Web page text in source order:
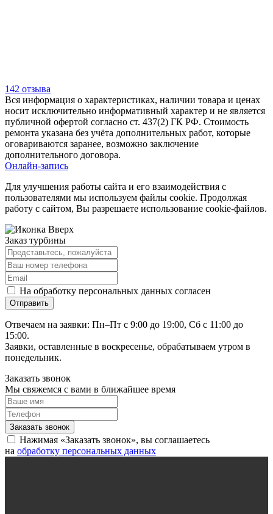
142 отзыва
Вся информация о характеристиках, наличии товара и ценах
носит исключительно информативный характер и не является
публичной офертой согласно ст. 437(2) ГК РФ. Стоимость
ремонта указана без учёта дополнительных работ, которые
оговариваются заранее, возможно заключение
дополнительного договора.
Онлайн-запись
Для улучшения работы сайта и его взаимодействия с
пользователями мы используем файлы cookie. Продолжая
работу с сайтом, Вы разрешаете использование cookie-файлов.
Заказ турбины
На обработку персональных данных согласен
Отвечаем на заявки: Пн–Пт с 9:00 до 19:00, Сб с 11:00 до
15:00.
Заявки, оставленные в воскресенье, обрабатываем утром в
понедельник.
Заказать звонок
Мы свяжемся с вами в ближайшее время
Нажимая «Заказать звонок», вы соглашаетесь
на обработку персональных данных